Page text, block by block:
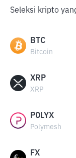
Seleksi kripto
BTC
Bitcoin
XRP
XRP
POLYX
Polymesh
FX